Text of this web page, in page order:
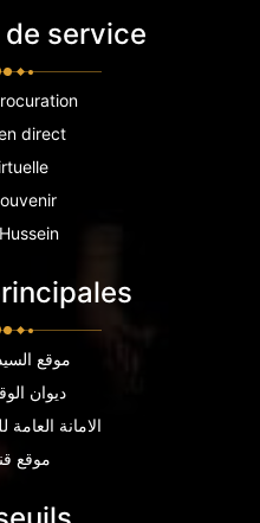
service
direct
موقع
ديوان
الامانة
موقع